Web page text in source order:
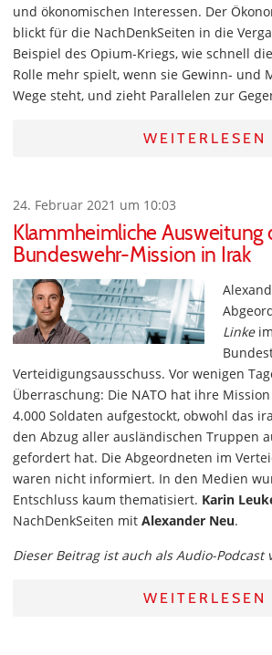
und ökonomischen Interessen. Der
blickt für die NachDenkSeiten in die
Beispiel des Opium-Kriegs, wie schnell
Rolle mehr spielt, wenn sie Gewinn- und
Wege steht, und zieht Parallelen zur
WEITERLESEN
24. Februar 2021 um 10:03
Klammheimliche Ausweitung
Bundeswehr-Mission in Irak
Linke
Verteidigungsausschuss. Vor wenigen
Überraschung: Die NATO hat ihre
4.000 Soldaten aufgestockt, obwohl das
den Abzug aller ausländischen Truppen
gefordert hat. Die Abgeordneten im
waren nicht informiert. In den Medien
Entschluss kaum thematisiert. Karin
NachDenkSeiten mit Alexander Neu.
Dieser Beitrag ist auch als Audio-Podcast
WEITERLESEN